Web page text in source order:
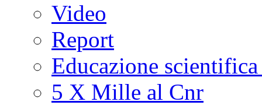
Video
Report
Educazione
5 X Mille al Cnr